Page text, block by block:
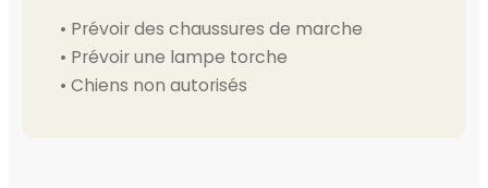
• Prévoir des chaussures de marche
• Prévoir une lampe torche
• Chiens non autorisés